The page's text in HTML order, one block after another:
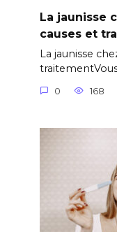
La jaunisse
causes et
La jaunisse
0 168